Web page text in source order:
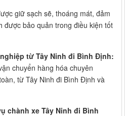
giữ sạch sẽ, thoáng mát, đảm
được bảo quản trong điều kiện tốt
từ Tây Ninh đi Bình Định:
chuyển hàng hóa chuyên
từ Tây Ninh đi Bình Định và
chành xe Tây Ninh đi Bình